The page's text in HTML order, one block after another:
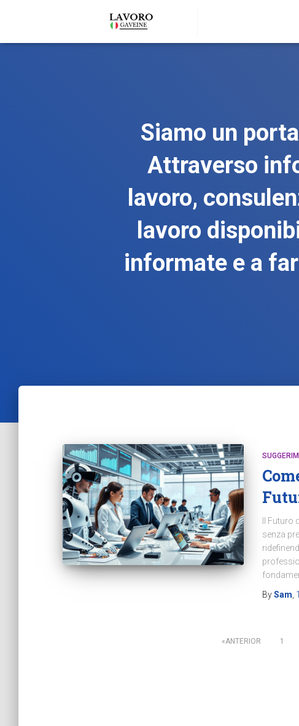
Siamo un
Attraverso
lavoro,
lavoro
informate e a
Il
senza
BySam
ANTERIOR 1